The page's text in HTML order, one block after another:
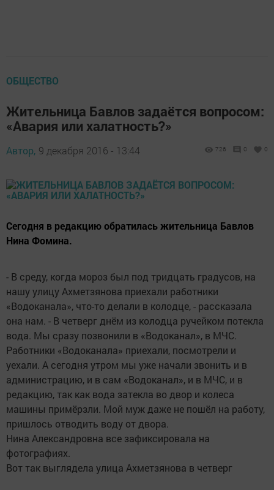
ОБЩЕСТВО
Жительница Бавлов задаётся вопросом:
«Авария или халатность?»
Автор, 9 декабря 2016 - 13:44 726 0 0
Сегодня в редакцию обратилась жительница Бавлов
Нина Фомина.
- В среду, когда мороз был под тридцать градусов, на
нашу улицу Ахметзянова приехали работники
«Водоканала», что-то делали в колодце, - рассказала
она нам. - В четверг днём из колодца ручейком потекла
вода. Мы сразу позвонили в «Водоканал», в МЧС.
Работники «Водоканала» приехали, посмотрели и
уехали. А сегодня утром мы уже начали звонить и в
администрацию, и в сам «Водоканал», и в МЧС, и в
редакцию, так как вода затекла во двор и колеса
машины примёрзли. Мой муж даже не пошёл на работу,
пришлось отводить воду от двора.
Нина Александровна все зафиксировала на
фотографиях.
Вот так выглядела улица Ахметзянова в четверг